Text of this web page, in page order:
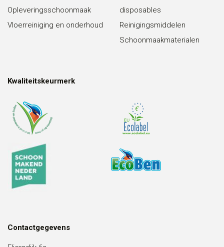
Opleveringsschoonmaak
Vloerreiniging en onderhoud
disposables
Reinigingsmiddelen
Schoonmaakmaterialen
Kwaliteitskeurmerk
Contactgegevens